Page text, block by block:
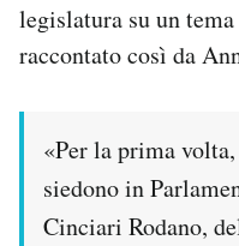
legislatura su un
raccontato così da
«Per la prima
siedono in
Cinciari Rodano,